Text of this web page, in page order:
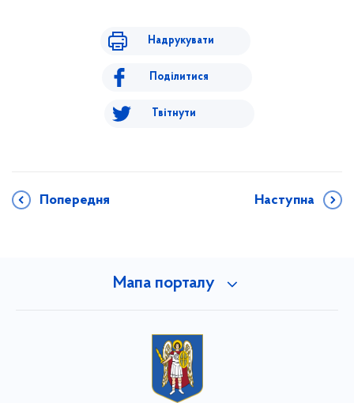
Надрукувати
Поділитися
Твітнути
Попередня Наступна
Мапа порталу